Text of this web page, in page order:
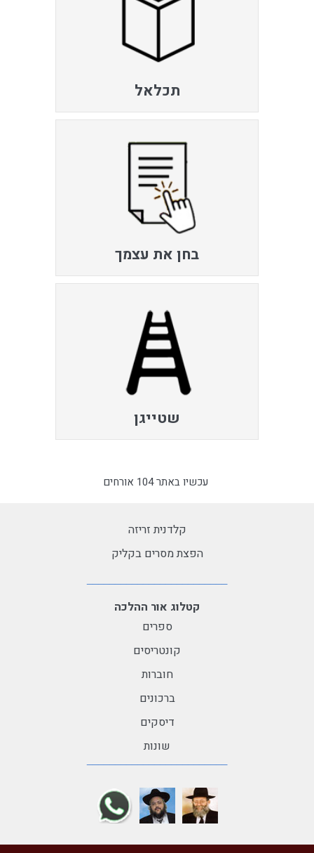
תכלאל
בחן את עצמך
שטייגן
עכשיו באתר 104 אורחים
קלדנית זריזה
הפצת מסרים בקליק
קטלוג אור ההלכה
ספרים
קונטריסים
חוברות
ברכונים
דיסקים
שונות